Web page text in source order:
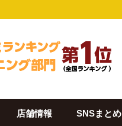
店舗情報 SNSまとめ